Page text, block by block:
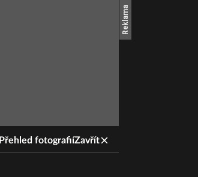
Přehled fotografiíZavřít